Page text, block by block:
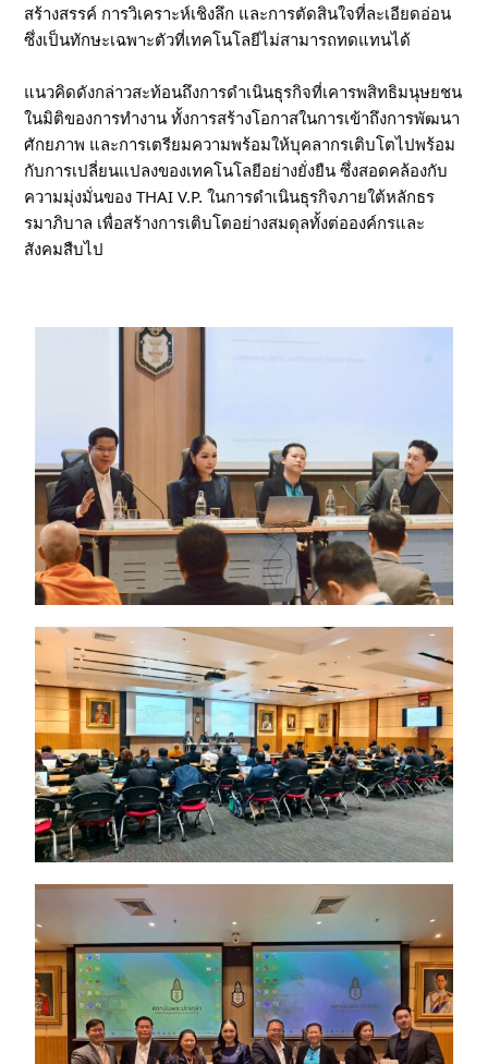
สร้างสรรค์ การวิเคราะห์เชิงลึก และการตัดสินใจที่ละเอียดอ่อน
ซึ่งเป็นทักษะเฉพาะตัวที่เทคโนโลยีไม่สามารถทดแทนได้
แนวคิดดังกล่าวสะท้อนถึงการดำเนินธุรกิจที่เคารพสิทธิมนุษยชน
ในมิติของการทำงาน ทั้งการสร้างโอกาสในการเข้าถึงการพัฒนา
ศักยภาพ และการเตรียมความพร้อมให้บุคลากรเติบโตไปพร้อม
กับการเปลี่ยนแปลงของเทคโนโลยีอย่างยั่งยืน ซึ่งสอดคล้องกับ
ความมุ่งมั่นของ THAI V.P. ในการดำเนินธุรกิจภายใต้หลักธร
รมาภิบาล เพื่อสร้างการเติบโตอย่างสมดุลทั้งต่อองค์กรและ
สังคมสืบไป